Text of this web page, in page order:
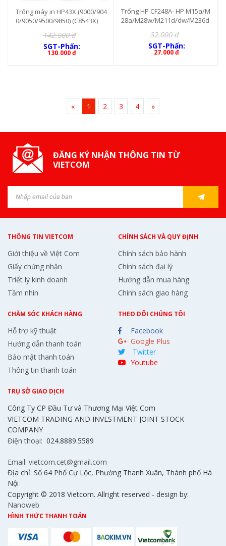
Trống máy in HP43X (9000/904
0/9050/9500/9850) (C8543X)
142.000 đ
SGT-Phấn:
130.000 đ
Trống HP CF248A- HP M15a/M
28a/M28w/M211d/dw/M236d
32.000 đ
SGT-Phấn:
27.000 đ
« 1 2 3 4 »
ĐĂNG KÝ NHẬN THÔNG TIN TỪ
VIETCOM
THÔNG TIN VIETCOM
Giới thiệu về Việt Com
Giấy chứng nhận
Triết lý kinh doanh
Tầm nhìn
CHÍNH SÁCH VÀ QUY ĐỊNH
Chính sách bảo hành
Chính sách đại lý
Hướng dẫn mua hàng
Chính sách giao hàng
CHĂM SÓC KHÁCH HÀNG
Hỗ trợ kỹ thuật
Hướng dẫn thanh toán
Bảo mật thanh toán
Thông tin thanh toán
THEO DÕI CHÚNG TÔI
Facebook
Google Plus
Twitter
Youtube
TRỤ SỞ GIAO DỊCH
Công Ty CP Đầu Tư và Thương Mại Việt Com
VIETCOM TRADING AND INVESTMENT JOINT STOCK
COMPANY
Điện thoại: 024.8889.5589
Email: vietcom.cet@gmail.com
Địa chỉ: Số 64 Phố Cự Lộc, Phường Thanh Xuân, Thành phố Hà
Nội
Copyright © 2018 Vietcom. Allright reserved - design by:
Nanoweb
HÌNH THỨC THANH TOÁN